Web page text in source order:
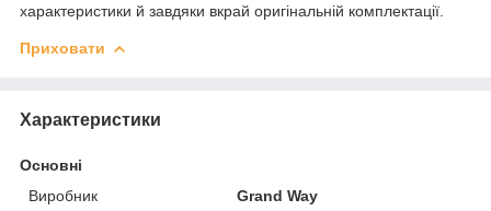
характеристики й завдяки вкрай оригінальній комплектації.
Приховати
Характеристики
Основні
Виробник
Grand Way